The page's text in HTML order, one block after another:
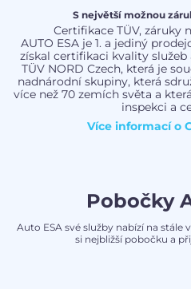
S největší možnou
Certifikace TÜV, záruky
AUTO ESA je 1. a jediný
získal certifikaci kvality
TÜV NORD Czech, která je
nadnárodní skupiny, která
více než 70 zemích světa a
inspekci a
Více informací o
Pobočky
Auto ESA své služby nabízí na stále
si nejbližší pobočku a